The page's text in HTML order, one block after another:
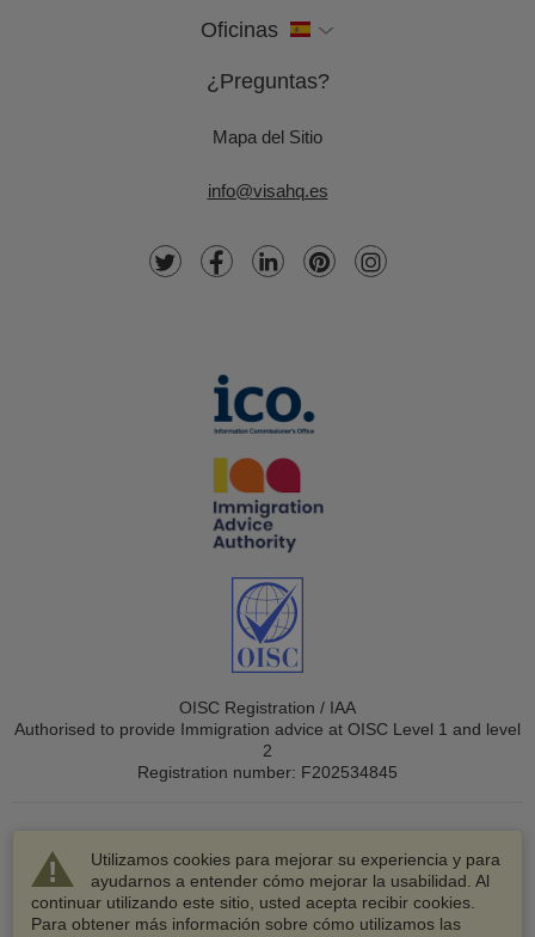
Utilizamos cookies para mejorar su experiencia y para
ayudarnos a entender cómo mejorar la usabilidad. Al
continuar utilizando este sitio, usted acepta recibir cookies.
Para obtener más información sobre cómo utilizamos las
Oficinas
¿Preguntas?
Mapa del Sitio
info@visahq.es
OISC Registration / IAA
Authorised to provide Immigration advice at OISC Level 1 and level
2
Registration number: F202534845
© 2003-2026 VisaHQ.com, Inc. Todos los derechos